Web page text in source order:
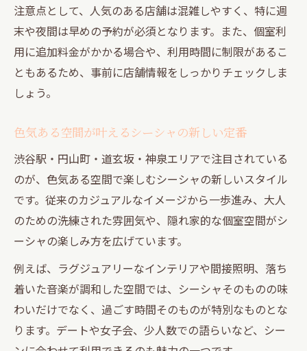
注意点として、人気のある店舗は混雑しやすく、特に週
末や夜間は早めの予約が必須となります。また、個室利
用に追加料金がかかる場合や、利用時間に制限があるこ
ともあるため、事前に店舗情報をしっかりチェックしま
しょう。
色気ある空間が叶えるシーシャの新しい定番
渋谷駅・円山町・道玄坂・神泉エリアで注目されている
のが、色気ある空間で楽しむシーシャの新しいスタイル
です。従来のカジュアルなイメージから一歩進み、大人
のための洗練された雰囲気や、隠れ家的な個室空間がシ
ーシャの楽しみ方を広げています。
例えば、ラグジュアリーなインテリアや間接照明、落ち
着いた音楽が調和した空間では、シーシャそのものの味
わいだけでなく、過ごす時間そのものが特別なものとな
ります。デートや女子会、少人数での語らいなど、シー